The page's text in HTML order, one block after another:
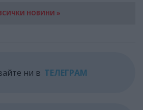
НОВИНИ »
ни в ТЕЛЕГРАМ